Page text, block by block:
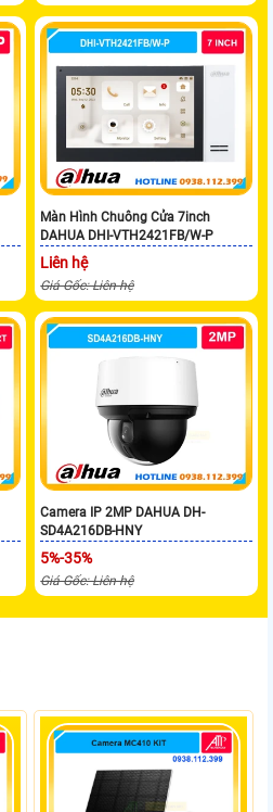
Màn Hình Chuông Cửa 7inch
DAHUA DHI-VTH2421FB/W-P
Liên hệ
Giá Gốc: Liên hệ
Camera IP 2MP DAHUA DH-
SD4A216DB-HNY
5%-35%
Giá Gốc: Liên hệ